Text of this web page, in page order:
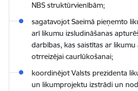
NBS struktūrvienībām;
sagatavojot Saeimā pieņemto
arī likumu izsludināšanas
darbības, kas saistītas ar likumu
otrreizējai caurlūkošanai;
koordinējot Valsts prezidenta
un likumprojektu izstrādi un